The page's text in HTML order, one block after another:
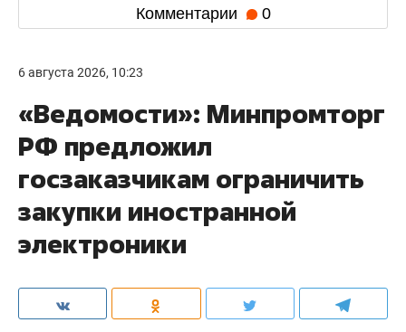
Комментарии 0
6 августа 2026, 10:23
«Ведомости»: Минпромторг
РФ предложил
госзаказчикам ограничить
закупки иностранной
электроники